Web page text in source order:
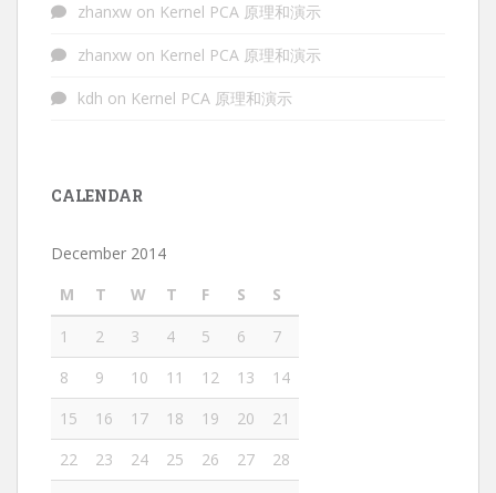
zhanxw on Kernel PCA 原理和演示
zhanxw on Kernel PCA 原理和演示
kdh on Kernel PCA 原理和演示
CALENDAR
December 2014
M
T W T F S
S
1
2 3 4 5 6
7
8
9 10 11 12 13
14
15
16 17 18 19 20
21
22
23 24 25 26 27
28